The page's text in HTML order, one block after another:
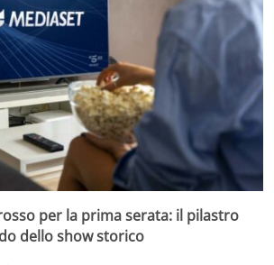
per la prima serata: il pilastro
dello show storico